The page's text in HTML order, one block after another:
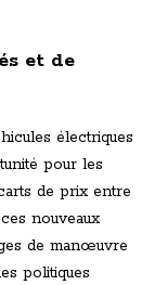
et de
électriques
pour les
de prix entre
nouveaux
de manœuvre
politiques